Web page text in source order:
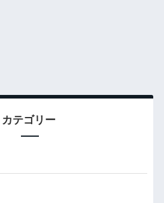
カテゴリー